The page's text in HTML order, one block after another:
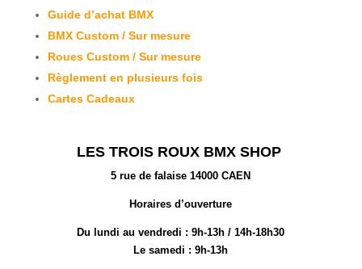
Guide d’achat BMX
BMX Custom / Sur mesure
Roues Custom / Sur mesure
Règlement en plusieurs fois
Cartes Cadeaux
LES TROIS ROUX BMX SHOP
5 rue de falaise 14000 CAEN
Horaires d’ouverture
Du lundi au vendredi :9h-13h / 14h-18h30
Le samedi : 9h-13h